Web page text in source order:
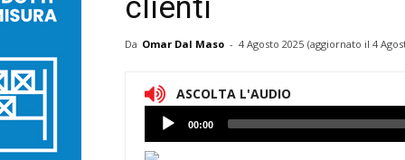
clienti
Da Omar Dal Maso - 4 Agosto 2025 (aggiornato il 4
ASCOLTA L'AUDIO
Lettore
Audio
00:00